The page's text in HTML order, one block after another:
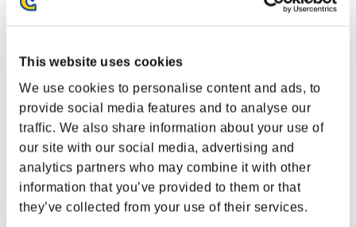
This website uses cookies
We use cookies to personalise content and ads, to
provide social media features and to analyse our
traffic. We also share information about your use of
our site with our social media, advertising and
analytics partners who may combine it with other
information that you’ve provided to them or that
they’ve collected from your use of their services.
Classifiche
61
Punteggio: -